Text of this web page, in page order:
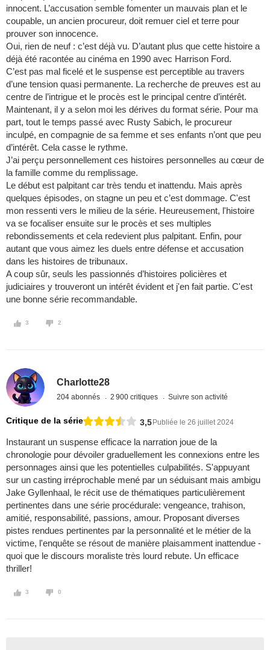
innocent. L’accusation semble fomenter un mauvais plan et le
coupable, un ancien procureur, doit remuer ciel et terre pour
prouver son innocence.
Oui, rien de neuf : c’est déjà vu. D’autant plus que cette histoire a
déjà été racontée au cinéma en 1990 avec Harrison Ford.
C’est pas mal ficelé et le suspense est perceptible au travers
d’une tension quasi permanente. La recherche de preuves est au
centre de l’intrigue et le procès est le principal centre d’intérêt.
Maintenant, il y a selon moi les dérives du format série. Pour ma
part, tout le temps passé avec Rusty Sabich, le procureur
inculpé, en compagnie de sa femme et ses enfants n’ont que peu
d’intérêt. Cela casse le rythme.
J’ai perçu personnellement ces histoires personnelles au cœur de
la famille comme du remplissage.
Le début est palpitant car très tendu et inattendu. Mais après
quelques épisodes, on stagne un peu et c’est dommage. C'est
mon ressenti vers le milieu de la série. Heureusement, l'histoire
va se focaliser ensuite sur le procès et ses multiples
rebondissements et cela redevient plus palpitant. Enfin, pour
autant que vous aimez les duels entre défense et accusation
dans les histoires de tribunaux.
A coup sûr, seuls les passionnés d’histoires policières et
judiciaires y trouveront un intérêt évident et j'en fait partie. C'est
une bonne série recommandable.
3 2
Charlotte28
204 abonnés 2 900 critiques Suivre son activité
Critique de la série 3,5Publiée le 26 juillet 2024
Instaurant un suspense efficace la narration joue de la
chronologie pour dévoiler graduellement les connexions entre les
personnages ainsi que les potentielles culpabilités. S'appuyant
sur un casting irréprochable mené par un séduisant mais ambigu
Jake Gyllenhaal, le récit use de thématiques particulièrement
pertinentes dans une série procédurale: vengeance, trahison,
amitié, responsabilité, passions, amour. Proposant diverses
pistes rendues pertinentes par la personnalité et le métier de la
victime, l'enquête se résout de manière plaisamment inattendue -
quoi que le discours moraliste très lourd rebute. Un efficace
thriller!
3 0